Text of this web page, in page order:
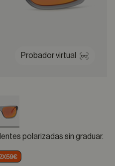
Probador virtual
selectedpolarizadas sin graduar.